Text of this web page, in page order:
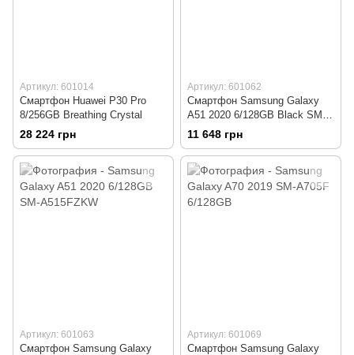
Артикул: 601014
Смартфон Huawei P30 Pro
8/256GB Breathing Crystal
28 224 грн
Артикул: 601062
Смартфон Samsung Galaxy
A51 2020 6/128GB Black SM-
A515FZKW
11 648 грн
Артикул: 601063
Смартфон Samsung Galaxy
Артикул: 601069
Смартфон Samsung Galaxy